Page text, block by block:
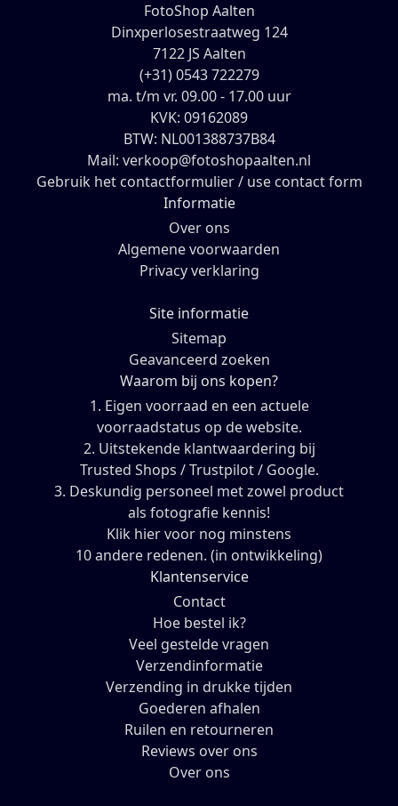
FotoShop Aalten
Dinxperlosestraatweg 124
7122 JS Aalten
(+31) 0543 722279
ma. t/m vr. 09.00 - 17.00 uur
KVK: 09162089
BTW: NL001388737B84
Mail: verkoop@fotoshopaalten.nl
Gebruik het contactformulier / use contact form
Informatie
Over ons
Algemene voorwaarden
Privacy verklaring
Site informatie
Sitemap
Geavanceerd zoeken
Waarom bij ons kopen?
1. Eigen voorraad en een actuele
voorraadstatus op de website.
2. Uitstekende klantwaardering bij
Trusted Shops / Trustpilot / Google.
3. Deskundig personeel met zowel product
als fotografie kennis!
Klik hier voor nog minstens
10 andere redenen. (in ontwikkeling)
Klantenservice
Contact
Hoe bestel ik?
Veel gestelde vragen
Verzendinformatie
Verzending in drukke tijden
Goederen afhalen
Ruilen en retourneren
Reviews over ons
Over ons